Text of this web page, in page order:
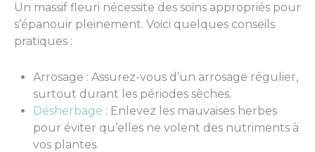
Un massif fleuri nécessite des soins appropriés pour
s’épanouir pleinement. Voici quelques conseils
pratiques :
Arrosage : Assurez-vous d’un arrosage régulier,
surtout durant les périodes sèches.
Désherbage : Enlevez les mauvaises herbes
pour éviter qu’elles ne volent des nutriments à
vos plantes.